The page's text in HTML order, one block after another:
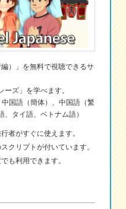
）」を無料で視聴できるサ
ズ」を学べます。
国語（簡体）、中国語（繁
タイ語、ベトナム語）
者がすぐに使えます。
クリプトが付いています。
も利用できます。